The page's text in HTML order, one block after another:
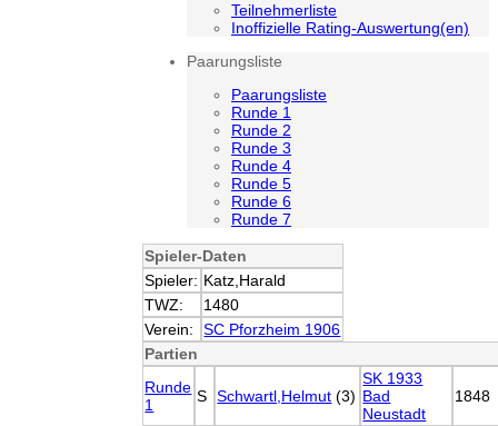
Teilnehmerliste
Inoffizielle Rating-Auswertung(en)
Paarungsliste
Paarungsliste
Runde 1
Runde 2
Runde 3
Runde 4
Runde 5
Runde 6
Runde 7
Spieler-Daten
Spieler: Katz,Harald
TWZ:
1480
Verein:
SC Pforzheim 1906
Partien
Runde
1
S Schwartl,Helmut (3)
SK 1933
Bad
Neustadt
1848